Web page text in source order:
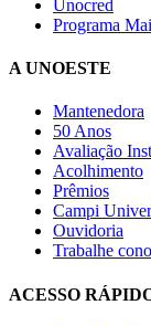
Unocred
Programa
A UNOESTE
Mantenedora
50 Anos
Avaliação
Acolhimento
Prêmios
Campi
Ouvidoria
Trabalhe
ACESSO